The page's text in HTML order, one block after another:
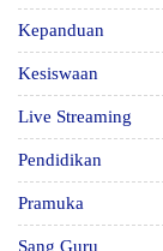
Kepanduan
Kesiswaan
Live Streaming
Pendidikan
Pramuka
Sang Guru